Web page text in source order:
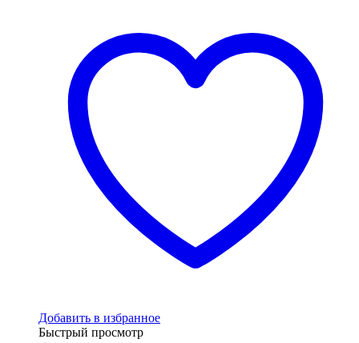
Добавить в избранное
Быстрый просмотр